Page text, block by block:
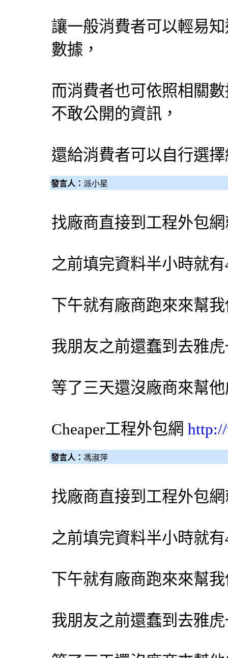
讓一般消費者可以輕易
數據，
而消費者也可依照相關
不敢公開的資訊，
還給消費者可以自行選
發言人： 派小星
找廠商直接到工程外包網
之前填完資料半小時就
下午就有廠商跑來來幫
我朋友之前還蠢到去雅
等了三天還沒廠商來幫
Cheaper工程外包網
發言人： 馮淑萍
找廠商直接到工程外包網
之前填完資料半小時就
下午就有廠商跑來來幫
我朋友之前還蠢到去雅